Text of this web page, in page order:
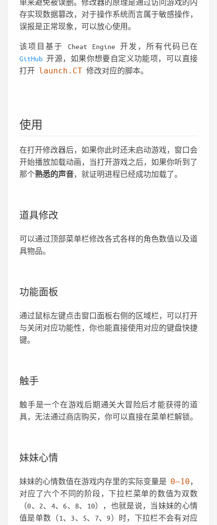
单来避免被误删。修改器的原理是通过访问游戏的内
存实现数据篡改，对于操作系统而言属于敏感操作，
误报是正常现象，可以放心使用。
该项目基于 Cheat Engine 开发，所有代码已在
GitHub 开源，如果你想要自定义功能项，可以直接
打开 launch.CT 修改对应的脚本。
使用
在打开修改器后，如果你此时还未启动游戏，窗口会
开始播放加载动画，当打开游戏之后，如果你听到了
那个熟悉的声音，就证明进程已经成功加载了。
道具修改
可以通过顶部菜单栏修改各式各样的角色数值以及道
具物品。
功能面板
通过鼠标左键点击窗口面板右侧的区域栏，可以打开
与关闭对应功能性，你也能直接使用对应的键盘快捷
键。
触手
触手是一个在游戏后期通关大冒险后才能获得的道
具，无法通过商店购买，你可以直接在菜单栏解锁。
妹妹心情
妹妹的心情数值在游戏内存里的实际变量是 0–10，
对应了六个不同的阶段，下拉栏菜单的数值为双数
（0、2、4、6、8、10），也就是说，当妹妹的心情
值是单数（1、3、5、7、9）时，下拉栏不会有对应